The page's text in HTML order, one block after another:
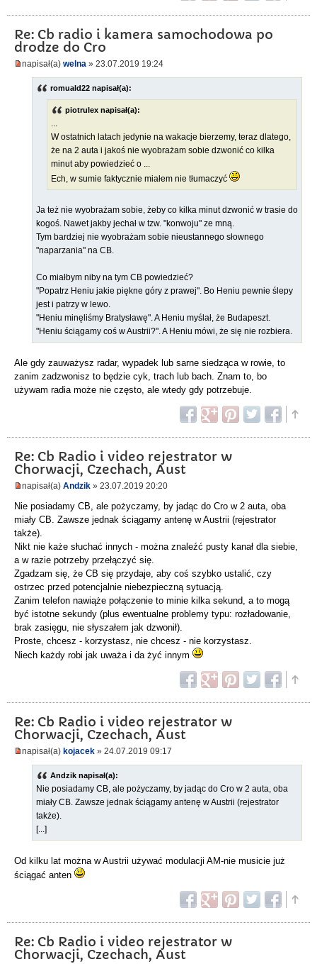
Re: Cb radio i kamera samochodowa po
drodze do Cro
napisał(a) welna » 23.07.2019 19:24
romuald22 napisał(a):
piotrulex napisał(a):
...
W ostatnich latach jedynie na wakacje bierzemy, teraz dlatego,
że na 2 auta i jakoś nie wyobrażam sobie dzwonić co kilka
minut aby powiedzieć o ...
Ech, w sumie faktycznie miałem nie tłumaczyć
Ja też nie wyobrażam sobie, żeby co kilka minut dzwonić w trasie do
kogoś. Nawet jakby jechał w tzw. "konwoju" ze mną.
Tym bardziej nie wyobrażam sobie nieustannego słownego
"naparzania" na CB.
Co miałbym niby na tym CB powiedzieć?
"Popatrz Heniu jakie piękne góry z prawej". Bo Heniu pewnie ślepy
jest i patrzy w lewo.
"Heniu minęliśmy Bratysławę". A Heniu myślał, że Budapeszt.
"Heniu ściągamy coś w Austrii?". A Heniu mówi, że się nie rozbiera.
Ale gdy zauważysz radar, wypadek lub sarne siedząca w rowie, to
zanim zadzwonisz to będzie cyk, trach lub bach. Znam to, bo
używam radia może nie często, ale wtedy gdy potrzebuje.
Re: Cb Radio i video rejestrator w
Chorwacji, Czechach, Aust
napisał(a) Andzik » 23.07.2019 20:20
Nie posiadamy CB, ale pożyczamy, by jadąc do Cro w 2 auta, oba
miały CB. Zawsze jednak ściągamy antenę w Austrii (rejestrator
także).
Nikt nie każe słuchać innych - można znaleźć pusty kanał dla siebie,
a w razie potrzeby przełączyć się.
Zgadzam się, że CB się przydaje, aby coś szybko ustalić, czy
ostrzec przed potencjalnie niebezpieczną sytuacją.
Zanim telefon nawiąże połączenie to minie kilka sekund, a to mogą
być istotne sekundy (plus ewentualne problemy typu: rozładowanie,
brak zasięgu, nie słyszałem jak dzwonił).
Proste, chcesz - korzystasz, nie chcesz - nie korzystasz.
Niech każdy robi jak uważa i da żyć innym
Re: Cb Radio i video rejestrator w
Chorwacji, Czechach, Aust
napisał(a) kojacek » 24.07.2019 09:17
Andzik napisał(a):
Nie posiadamy CB, ale pożyczamy, by jadąc do Cro w 2 auta, oba
miały CB. Zawsze jednak ściągamy antenę w Austrii (rejestrator
także).
[...]
Od kilku lat można w Austrii używać modulacji AM-nie musicie już
ściągać anten
Re: Cb Radio i video rejestrator w
Chorwacji, Czechach, Aust